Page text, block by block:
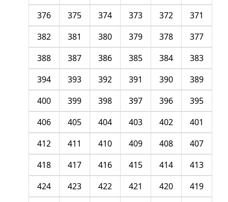
371
372
373
374
375
376
377
378
379
380
381
382
383
384
385
386
387
388
389
390
391
392
393
394
395
396
397
398
399
400
401
402
403
404
405
406
407
408
409
410
411
412
413
414
415
416
417
418
419
420
421
422
423
424